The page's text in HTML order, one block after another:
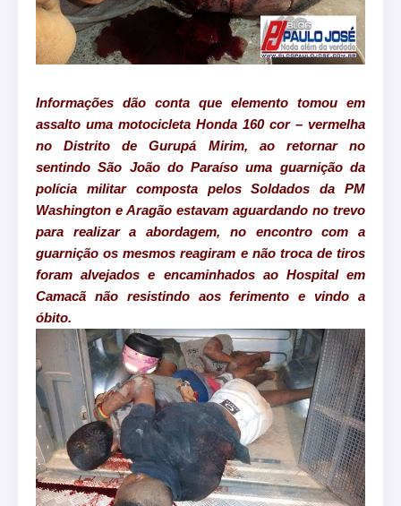
Informações dão conta que elemento tomou em
assalto uma motocicleta Honda 160 cor – vermelha
no Distrito de Gurupá Mirim, ao retornar no
sentindo São João do Paraíso uma guarnição da
polícia militar composta pelos Soldados da PM
Washington e Aragão estavam aguardando no trevo
para realizar a abordagem, no encontro com a
guarnição os mesmos reagiram e não troca de tiros
foram alvejados e encaminhados ao Hospital em
Camacã não resistindo aos ferimento e vindo a
óbito.